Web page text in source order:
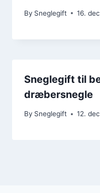
By Sneglegift 16.
Sneglegift til
dræbersnegle
By Sneglegift 12.